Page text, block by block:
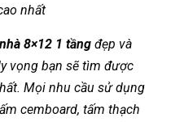
nhất
8×12 1 tầng đẹp và
vọng bạn sẽ tìm được
Mọi nhu cầu sử dụng
cemboard, tấm thạch